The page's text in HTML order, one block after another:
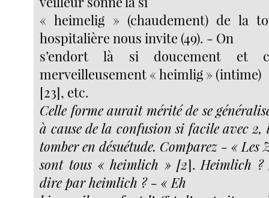
« heimelig » (chaudement) de la
hospitalière nous invite (49). - On
s’endort là si doucement et
merveilleusement « heimlig » (intime)
[23], etc.
Celle forme aurait mérité de se
à cause de la confusion si facile avec 2,
tomber en désuétude. Comparez - « Les
sont tous « heimlich » [2]. Heimlich ?
dire par heimlich ? - « Eh